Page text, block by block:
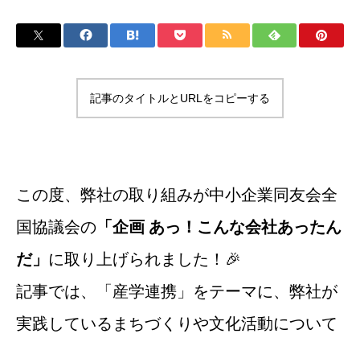
記事のタイトルとURLをコピーする
この度、弊社の取り組みが中小企業同友会全
国協議会の 「企画 あっ！こんな会社あったん
だ」 に取り上げられました！🎉
記事では、「産学連携」をテーマに、弊社が
実践しているまちづくりや文化活動について